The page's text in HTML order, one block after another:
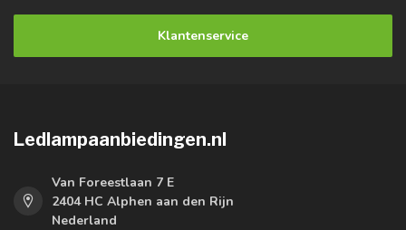
Klantenservice
Ledlampaanbiedingen.nl
Van Foreestlaan 7 E
2404 HC Alphen aan den Rijn
Nederland